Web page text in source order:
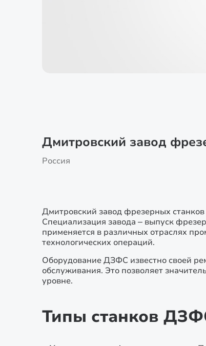
Дмитровский завод
Россия
Дмитровский завод фрезерных
Специализация завода – выпуск
применяется в различных отраслях
технологических операций.
Оборудование ДЗФС известно своей
обслуживания. Это позволяет
уровне.
Типы станков